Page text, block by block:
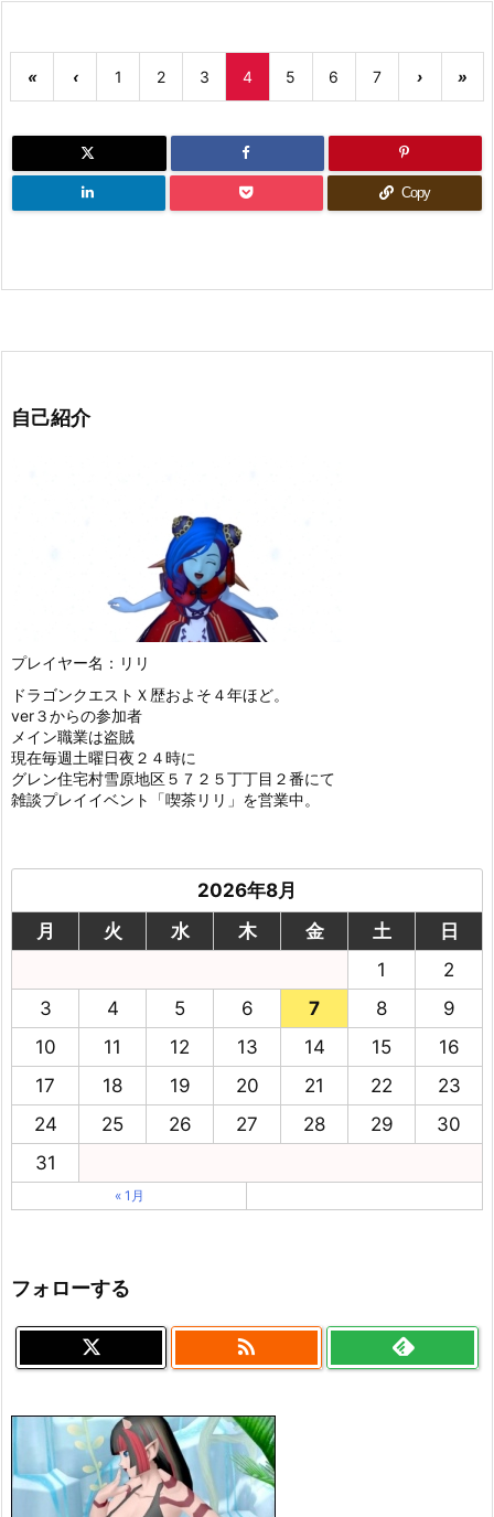
« ‹ 1 2 3 4 5 6 7 › »
Copy
自己紹介
プレイヤー名：リリ
ドラゴンクエストＸ歴およそ４年ほど。
ver３からの参加者
メイン職業は盗賊
現在毎週土曜日夜２４時に
グレン住宅村雪原地区５７２５丁丁目２番にて
雑談プレイイベント「喫茶リリ」を営業中。
2026年8月
月
火 水 木 金 土
日
1
2
3
4 5 6 7 8
9
10
11 12 13 14 15
16
17
18 19 20 21 22
23
24
25 26 27 28 29
30
31
« 1月
フォローする
